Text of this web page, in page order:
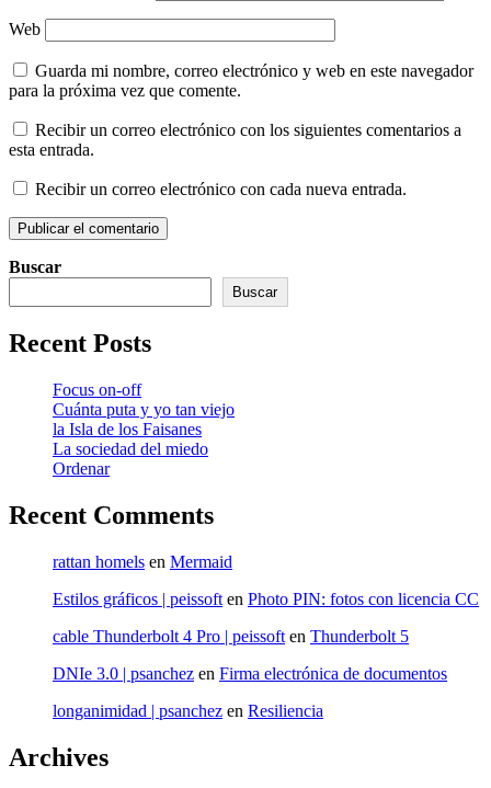
Web
Guarda mi nombre, correo electrónico y web en este navegador
para la próxima vez que comente.
Recibir un correo electrónico con los siguientes comentarios a
esta entrada.
Recibir un correo electrónico con cada nueva entrada.
Buscar
Buscar
Recent Posts
Focus on-off
Cuánta puta y yo tan viejo
la Isla de los Faisanes
La sociedad del miedo
Ordenar
Recent Comments
rattan homels en Mermaid
Estilos gráficos | peissoft en Photo PIN: fotos con licencia CC
cable Thunderbolt 4 Pro | peissoft en Thunderbolt 5
DNIe 3.0 | psanchez en Firma electrónica de documentos
longanimidad | psanchez en Resiliencia
Archives